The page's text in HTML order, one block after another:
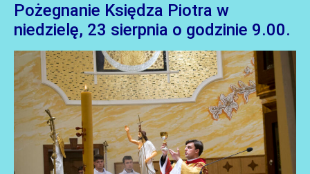
Pożegnanie Księdza Piotra w
niedzielę, 23 sierpnia o godzinie 9.00.